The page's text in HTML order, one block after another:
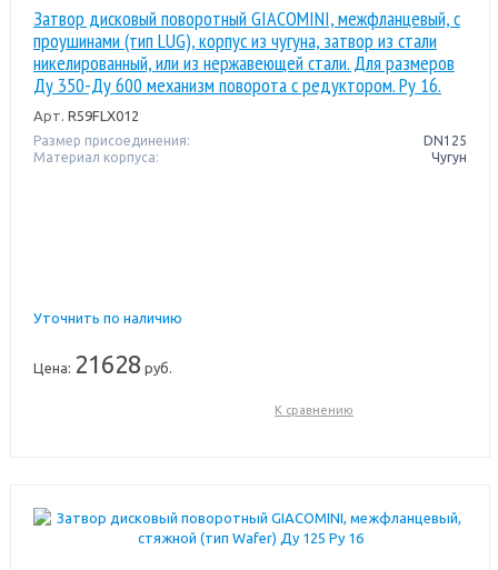
Затвор дисковый поворотный GIACOMINI, межфланцевый, с
проушинами (тип LUG), корпус из чугуна, затвор из стали
никелированный, или из нержавеющей стали. Для размеров
Ду 350-Ду 600 механизм поворота с редуктором. Pу 16.
Арт. R59FLX012
Размер присоединения:
DN125
Материал корпуса:
Чугун
Уточнить по наличию
Цена: 21628 руб.
К сравнению